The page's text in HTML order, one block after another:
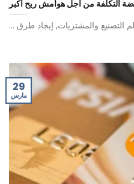
التكلفة من أجل هوامش ربح أكبر
التصنيع والمشتريات, إيجاد طرق ...
29
مارس